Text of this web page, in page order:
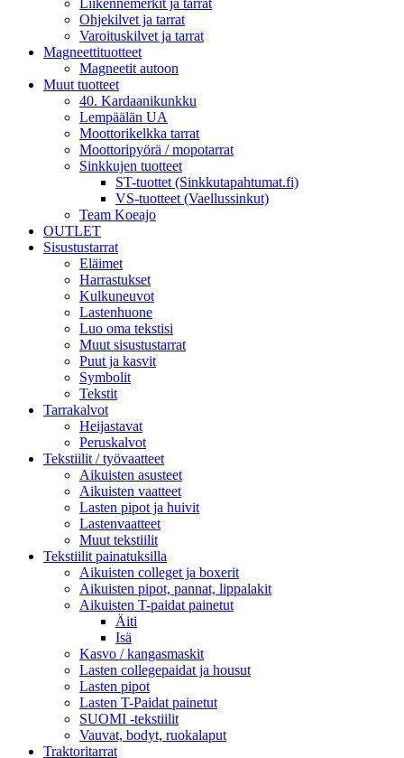
Ohjekilvet ja tarrat
Varoituskilvet ja tarrat
Magneettituotteet
Magneetit autoon
Muut tuotteet
40. Kardaanikunkku
Lempäälän UA
Moottorikelkka tarrat
Moottoripyörä / mopotarrat
Sinkkujen tuotteet
ST-tuottet (Sinkkutapahtumat.fi)
VS-tuotteet (Vaellussinkut)
Team Koeajo
OUTLET
Sisustustarrat
Eläimet
Harrastukset
Kulkuneuvot
Lastenhuone
Luo oma tekstisi
Muut sisustustarrat
Puut ja kasvit
Symbolit
Tekstit
Tarrakalvot
Heijastavat
Peruskalvot
Tekstiilit / työvaatteet
Aikuisten asusteet
Aikuisten vaatteet
Lasten pipot ja huivit
Lastenvaatteet
Muut tekstiilit
Tekstiilit painatuksilla
Aikuisten colleget ja boxerit
Aikuisten pipot, pannat, lippalakit
Aikuisten T-paidat painetut
Äiti
Isä
Kasvo / kangasmaskit
Lasten collegepaidat ja housut
Lasten pipot
Lasten T-Paidat painetut
SUOMI -tekstiilit
Vauvat, bodyt, ruokalaput
Traktoritarrat